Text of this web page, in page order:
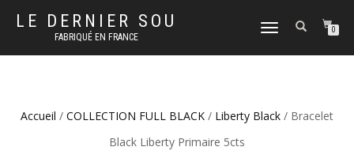
LE DERNIER SOU
FABRIQUÉ EN FRANCE
DÉPLIER
NAVIGATION
0
Accueil / COLLECTION FULL BLACK / Liberty Black / Bracelet
Black Liberty Primaire 5cts